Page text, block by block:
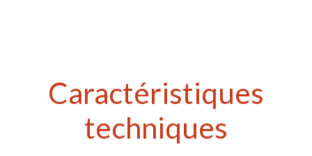
Caractéristiques
techniques